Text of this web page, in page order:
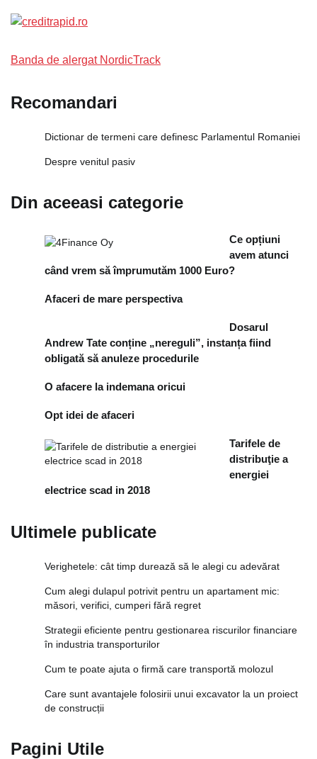
Banda de alergat NordicTrack
Recomandari
Dictionar de termeni care definesc Parlamentul Romaniei
Despre venitul pasiv
Din aceeasi categorie
Ce opțiuni
avem atunci
când vrem să împrumutăm 1000 Euro?
Afaceri de mare perspectiva
Dosarul
Andrew Tate conține „nereguli”, instanța fiind
obligată să anuleze procedurile
O afacere la indemana oricui
Opt idei de afaceri
Tarifele de
distribuţie a
energiei
electrice scad in 2018
Ultimele publicate
Verighetele: cât timp durează să le alegi cu adevărat
Cum alegi dulapul potrivit pentru un apartament mic:
măsori, verifici, cumperi fără regret
Strategii eficiente pentru gestionarea riscurilor financiare
în industria transporturilor
Cum te poate ajuta o firmă care transportă molozul
Care sunt avantajele folosirii unui excavator la un proiect
de construcții
Pagini Utile